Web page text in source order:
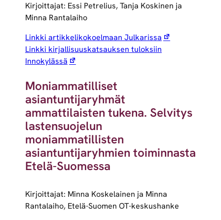
Kirjoittajat: Essi Petrelius, Tanja Koskinen ja
Minna Rantalaiho
Linkki artikkelikokoelmaan Julkarissa
Linkki kirjallisuuskatsauksen tuloksiin
Innokylässä
Moniammatilliset
asiantuntijaryhmät
ammattilaisten tukena. Selvitys
lastensuojelun
moniammatillisten
asiantuntijaryhmien toiminnasta
Etelä-Suomessa
Kirjoittajat: Minna Koskelainen ja Minna
Rantalaiho, Etelä-Suomen OT-keskushanke